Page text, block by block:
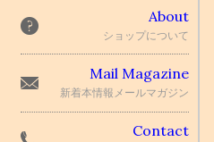
About
ショップについて
Mail Magazine
新着本情報メールマガジン
Contact